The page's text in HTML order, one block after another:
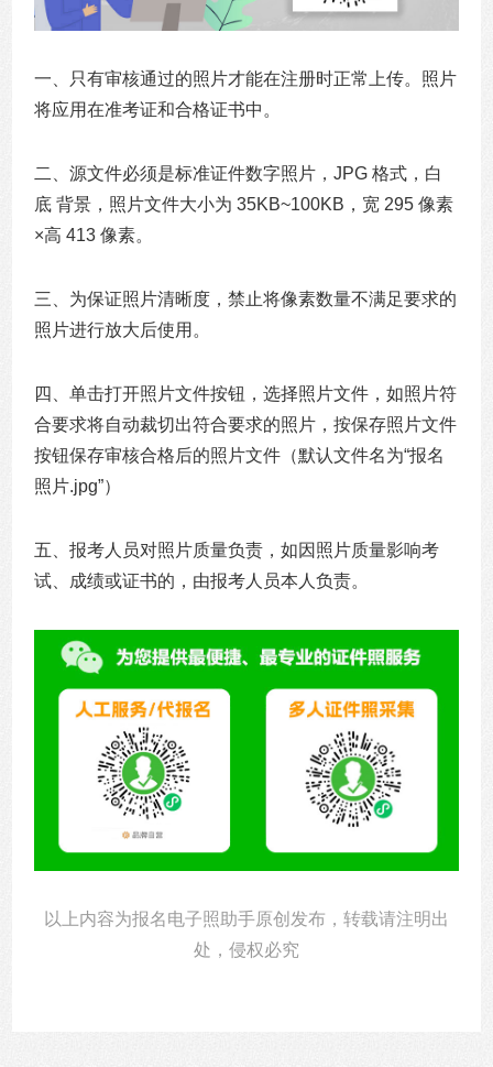
一、只有审核通过的照片才能在注册时正常上传。照片
将应用在准考证和合格证书中。
二、源文件必须是标准证件数字照片，JPG 格式，白
底 背景，照片文件大小为 35KB~100KB，宽 295 像素
×高 413 像素。
三、为保证照片清晰度，禁止将像素数量不满足要求的
照片进行放大后使用。
四、单击打开照片文件按钮，选择照片文件，如照片符
合要求将自动裁切出符合要求的照片，按保存照片文件
按钮保存审核合格后的照片文件（默认文件名为“报名
照片.jpg”）
五、报考人员对照片质量负责，如因照片质量影响考
试、成绩或证书的，由报考人员本人负责。
以上内容为报名电子照助手原创发布，转载请注明出
处，侵权必究